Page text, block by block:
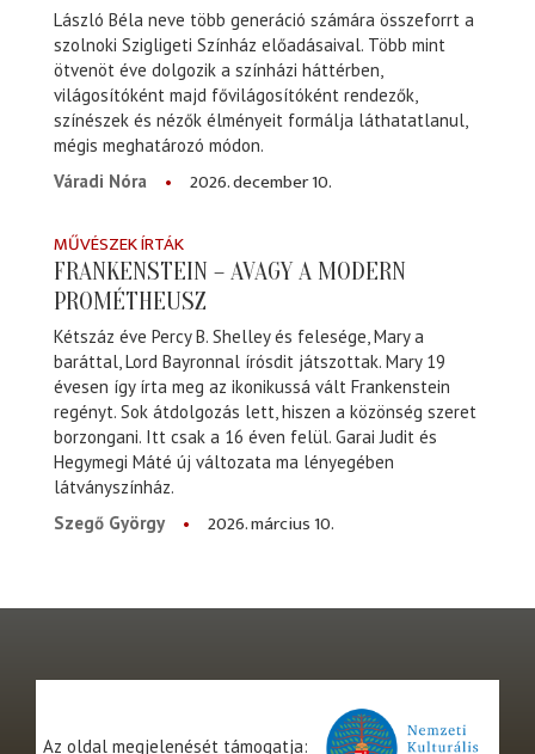
László Béla neve több generáció számára összeforrt a
szolnoki Szigligeti Színház előadásaival. Több mint
ötvenöt éve dolgozik a színházi háttérben,
világosítóként majd fővilágosítóként rendezők,
színészek és nézők élményeit formálja láthatatlanul,
mégis meghatározó módon.
Váradi Nóra
2026. december 10.
MŰVÉSZEK ÍRTÁK
FRANKENSTEIN – AVAGY A MODERN
PROMÉTHEUSZ
Kétszáz éve Percy B. Shelley és felesége, Mary a
baráttal, Lord Bayronnal írósdit játszottak. Mary 19
évesen így írta meg az ikonikussá vált Frankenstein
regényt. Sok átdolgozás lett, hiszen a közönség szeret
borzongani. Itt csak a 16 éven felül. Garai Judit és
Hegymegi Máté új változata ma lényegében
látványszínház.
Szegő György
2026. március 10.
Az oldal megjelenését támogatja: